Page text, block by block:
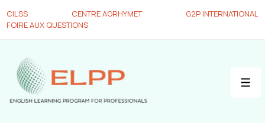
CILSS CENTRE AGRHYMET
G2P INTERNATIONAL
FOIRE AUX QUESTIONS